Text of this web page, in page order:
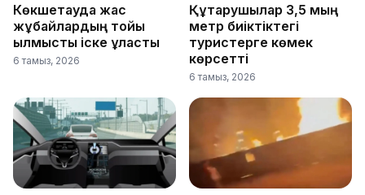
Көкшетауда жас
жұбайлардың тойы
қылмыстық іске ұласты
6 тамыз, 2026
Құтқарушылар 3,5 мың
метр биіктіктегі
туристерге көмек
көрсетті
6 тамыз, 2026